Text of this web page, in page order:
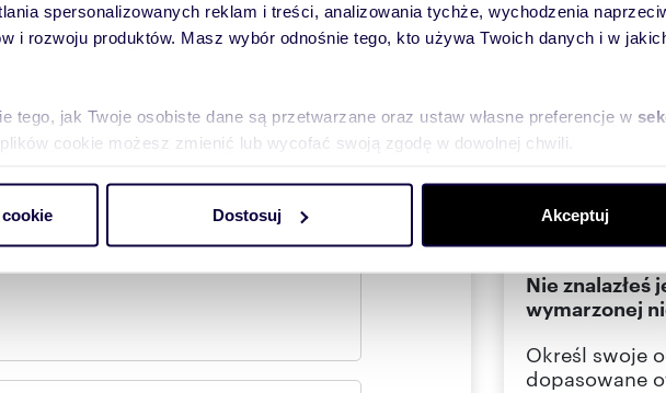
spersonalizowanych reklam i treści, analizowania tychże, wychodzenia
i rozwoju produktów. Masz wybór odnośnie tego, kto używa Twoich danych i w
tego, jak Twoje osobiste dane są przetwarzane oraz ustaw własne preferencje w
plików cookie możesz zmienić lub wycofać swoją zgodę w dowolnej chwili.
o tym, jak korzystasz z naszej witryny, udostępniamy partnerom
Partnerzy mogą połączyć te informacje z innymi danymi otrzymanymi od Ciebie lub
z ich usług.
Dostosuj Akceptuj
skontaktował!
Dodatkowe dane
ul. Opłotkowa 11
Wrocław
PL
501 07
Zobacz wszystkie
Zobacz
Nie znalazłeś
wymarzonej
Określ swoje
dopasowane